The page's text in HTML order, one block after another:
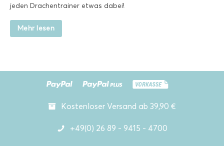
jeden Drachentrainer etwas dabei!
Mehr lesen
Kostenloser Versand ab 39,90 €
+49(0) 26 89 - 9415 - 4700